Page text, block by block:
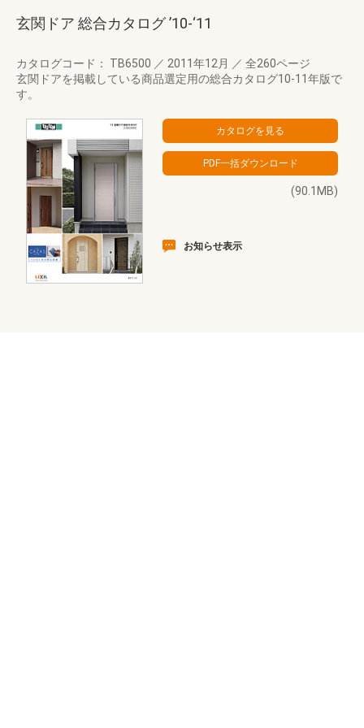
玄関ドア 総合カタログ ’10-‘11
カタログコード： TB6500 ／ 2011年12月 ／ 全260ページ
玄関ドアを掲載している商品選定用の総合カタログ10-11年版で
す。
(90.1MB)
お知らせ表示